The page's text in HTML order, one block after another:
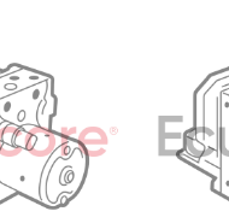
FAVORITOS